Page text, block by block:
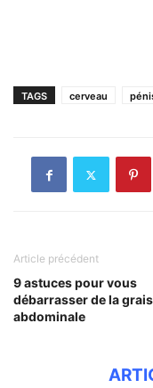
TAGS cerveau
Article précédent
9 astuces pour vous
débarrasser de la
abdominale